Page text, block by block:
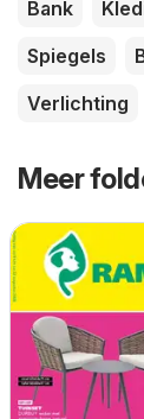
Bank
Spiegels
Verlichting
Meer